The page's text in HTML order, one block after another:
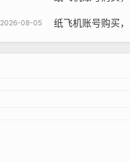
2026-08-05 纸飞机账号购买